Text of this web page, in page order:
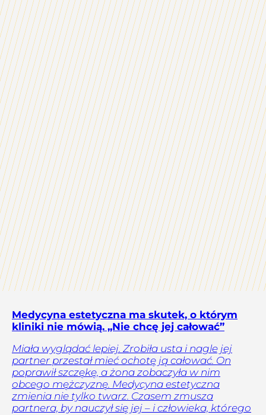
Medycyna estetyczna ma skutek, o którym
kliniki nie mówią. „Nie chcę jej całować”
Miała wyglądać lepiej. Zrobiła usta i nagle jej
partner przestał mieć ochotę ją całować. On
poprawił szczękę, a żona zobaczyła w nim
obcego mężczyznę. Medycyna estetyczna
zmienia nie tylko twarz. Czasem zmusza
partnera, by nauczył się jej – i człowieka, którego